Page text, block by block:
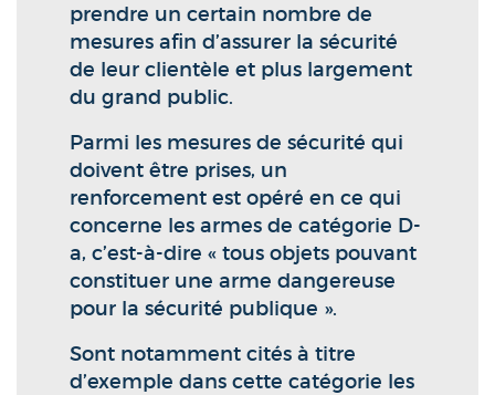
prendre un certain nombre de
mesures afin d’assurer la sécurité
de leur clientèle et plus largement
du grand public.
Parmi les mesures de sécurité qui
doivent être prises, un
renforcement est opéré en ce qui
concerne les armes de catégorie D-
a, c’est-à-dire « tous objets pouvant
constituer une arme dangereuse
pour la sécurité publique ».
Sont notamment cités à titre
d’exemple dans cette catégorie les